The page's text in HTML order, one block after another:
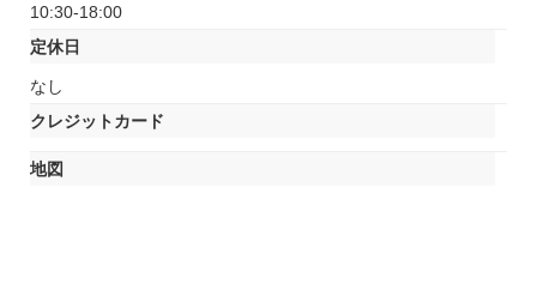
10:30-18:00
定休日
なし
クレジットカード
地図